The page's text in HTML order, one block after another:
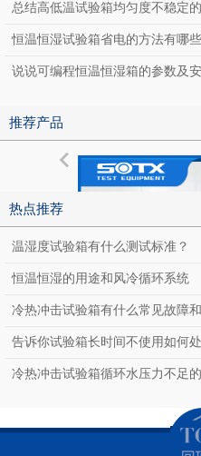
总结高低温试验箱均匀度不稳定
恒温恒湿试验箱省电的方法有哪些
说说可编程恒温恒湿箱的参数及
推荐产品
老
热点推荐
温湿度试验箱有什么测试标准？
恒温恒湿的用途和风冷循环系统
冷热冲击试验箱有什么常见故障
告诉你试验箱长时间不使用如何
冷热冲击试验箱循环水压力不足